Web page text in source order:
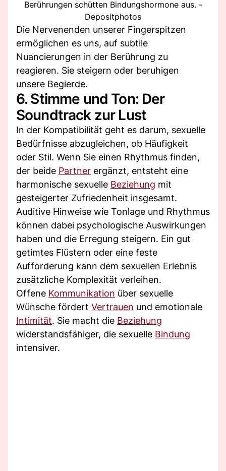
Berührungen schütten Bindungshormone aus. -
Depositphotos
Die Nervenenden unserer Fingerspitzen
ermöglichen es uns, auf subtile
Nuancierungen in der Berührung zu
reagieren. Sie steigern oder beruhigen
unsere Begierde.
6. Stimme und Ton: Der
Soundtrack zur Lust
In der Kompatibilität geht es darum, sexuelle
Bedürfnisse abzugleichen, ob Häufigkeit
oder Stil. Wenn Sie einen Rhythmus finden,
der beide Partner ergänzt, entsteht eine
harmonische sexuelle Beziehung mit
gesteigerter Zufriedenheit insgesamt.
Auditive Hinweise wie Tonlage und Rhythmus
können dabei psychologische Auswirkungen
haben und die Erregung steigern. Ein gut
getimtes Flüstern oder eine feste
Aufforderung kann dem sexuellen Erlebnis
zusätzliche Komplexität verleihen.
Offene Kommunikation über sexuelle
Wünsche fördert Vertrauen und emotionale
Intimität. Sie macht die Beziehung
widerstandsfähiger, die sexuelle Bindung
intensiver.